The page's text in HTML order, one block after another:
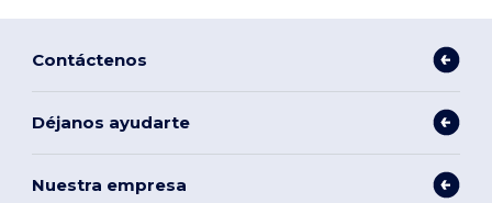
Contáctenos
Déjanos ayudarte
Nuestra empresa